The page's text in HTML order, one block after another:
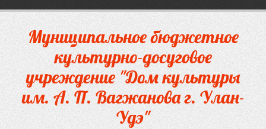
содержимомуМуниципальное бюджетное
культурно-досуговое
учреждение "Дом культуры
им. А. П. Вагжанова г. Улан-
Удэ"